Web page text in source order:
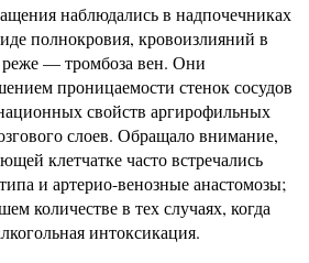
наблюдались в надпочечниках
полнокровия, кровоизлияний в
— тромбоза вен. Они
проницаемости стенок сосудов
свойств аргирофильных
слоев. Обращало внимание,
клетчатке часто встречались
и артерио-венозные анастомозы;
количестве в тех случаях, когда
интоксикация.